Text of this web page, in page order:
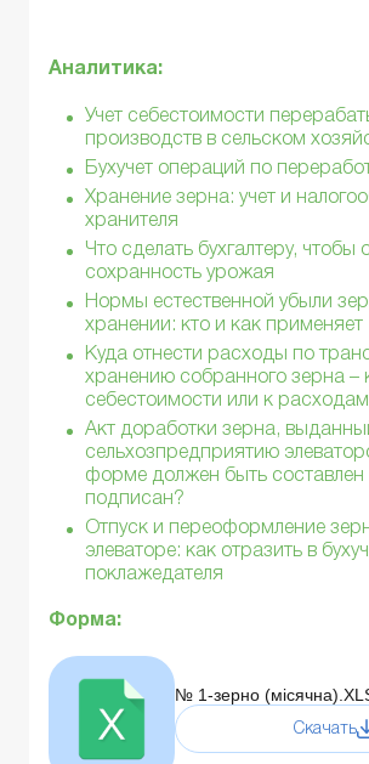
Аналитика:
Учет себестоимости
производств в сельском
Бухучет операций по
Хранение зерна: учет и
хранителя
Что сделать бухгалтеру, чтобы
сохранность урожая
Нормы естественной убыли
хранении: кто и как применяет
Куда отнести расходы по
хранению собранного зерна –
себестоимости или к
Акт доработки зерна,
сельхозпредприятию
форме должен быть составлен
подписан?
Отпуск и переоформление
элеваторе: как отразить в
поклажедателя
Форма:
№ 1-зерно
Скачать